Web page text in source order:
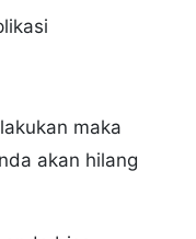
maka
akan hilang